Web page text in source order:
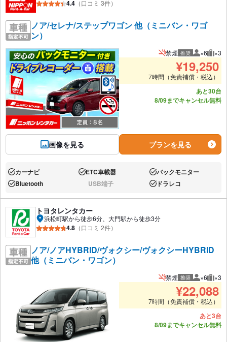
4.4 （口コミ 3件）
ノア/セレナ/ステップワゴン 他（ミニバン・ワゴ
ン）
画像を見る
禁煙 推奨 推奨人数
×6 推
×3
¥19,250
7時間（免責補償・税込）
あと30台
8/09までキャンセル無料
プランを見る
あり:カーナビ あり:ETC車載器 あり:バックモニター
あり:Bluetooth なし:USB端子 あり:ドラレコ
トヨタレンタカー
浜松町駅から徒歩6分、大門駅から徒歩3分
4.8 （口コミ 2件）
ノア/ノアHYBRID/ヴォクシー/ヴォクシーHYBRID
他（ミニバン・ワゴン）
禁煙 推奨 推奨人数
×6 推
×3
¥22,088
7時間（免責補償・税込）
あと3台
8/09までキャンセル無料